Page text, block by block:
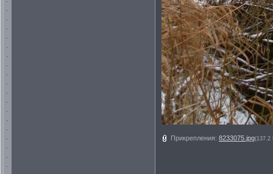
Прикрепления: 8233075.jpg(137.2